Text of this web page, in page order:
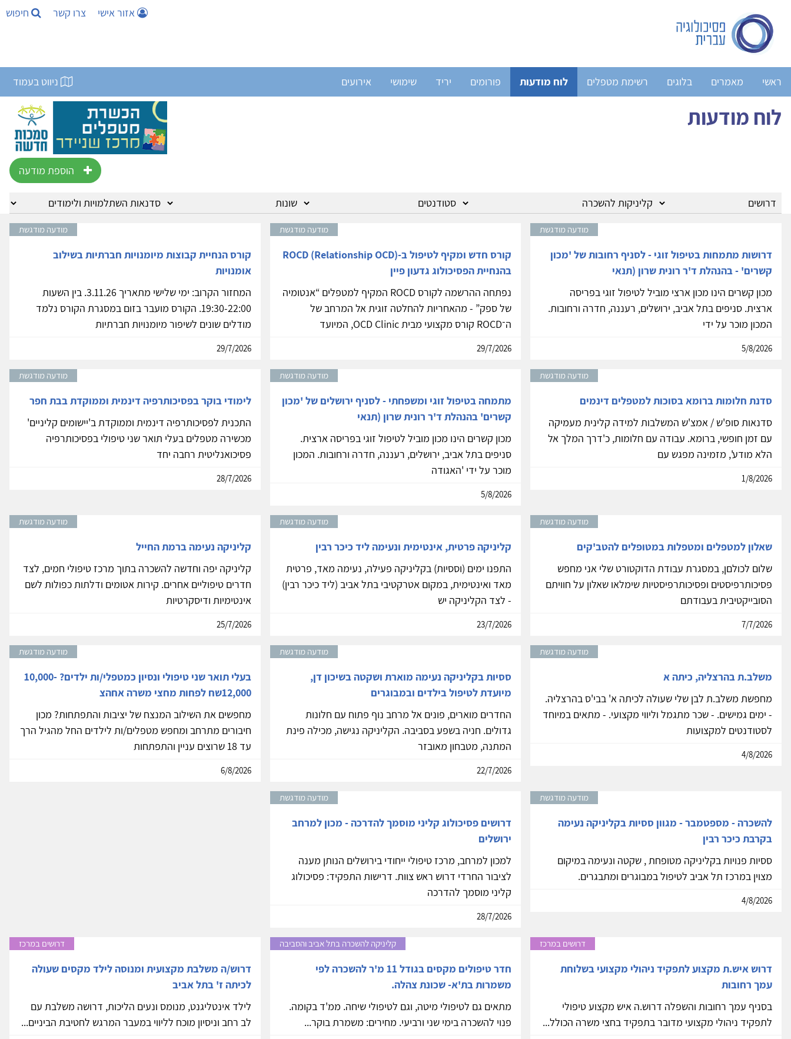
אזור אישי צרו קשר חיפוש
ראשי מאמרים בלוגים רשימת מטפלים לוח מודעות פורומים יריד שימושי אירועים ניווט בעמוד
לוח מודעות
הוספת מודעה
מודעה מודגשת
דרושות מתמחות בטיפול זוגי - לסניף רחובות של 'מכון
קשרים' - בהנהלת ד'ר רונית שרון (תנאי
מכון קשרים הינו מכון ארצי מוביל לטיפול זוגי בפריסה
ארצית. סניפים בתל אביב, ירושלים, רעננה, חדרה ורחובות.
המכון מוכר על ידי
5/8/2026
מודעה מודגשת
קורס חדש ומקיף לטיפול ב-ROCD (Relationship OCD)
בהנחיית הפסיכולוג גדעון פיין
נפתחה ההרשמה לקורס ROCD המקיף למטפלים “אנטומיה
של ספק” - מהאחריות להחלטה זוגית אל המרחב של
ה־ROCD קורס מקצועי מבית OCD Clinic, המיועד
29/7/2026
מודעה מודגשת
קורס הנחיית קבוצות מיומנויות חברתיות בשילוב
אומנויות
המחזור הקרוב: ימי שלישי מתאריך 3.11.26. בין השעות
19:30-22:00. הקורס מועבר בזום במסגרת הקורס נלמד
מודלים שונים לשיפור מיומנויות חברתיות
29/7/2026
מודעה מודגשת
סדנת חלומות ברומא בסוכות למטפלים דינמים
סדנאות סופ'ש / אמצ'ש המשלבות למידה קלינית מעמיקה
עם זמן חופשי, ברומא. עבודה עם חלומות, כ'דרך המלך אל
הלא מודע', מזמינה מפגש עם
1/8/2026
מודעה מודגשת
מתמחה בטיפול זוגי ומשפחתי - לסניף ירושלים של 'מכון
קשרים' בהנהלת ד'ר רונית שרון (תנאי
מכון קשרים הינו מכון מוביל לטיפול זוגי בפריסה ארצית.
סניפים בתל אביב, ירושלים, רעננה, חדרה ורחובות. המכון
מוכר על ידי 'האגודה
5/8/2026
מודעה מודגשת
לימודי בוקר בפסיכותרפיה דינמית וממוקדת בבת חפר
התכנית לפסיכותרפיה דינמית וממוקדת ב'יישומים קליניים'
מכשירה מטפלים בעלי תואר שני טיפולי בפסיכותרפיה
פסיכואנליטית רחבה יחד
28/7/2026
מודעה מודגשת
שאלון למטפלים ומטפלות במטופלים להטב'קים
שלום לכולםן, במסגרת עבודת הדוקטורט שלי אני מחפש
פסיכותרפיסטים ופסיכותרפיסטיות שימלאו שאלון על חוויתם
הסובייקטיבית בעבודתם
7/7/2026
מודעה מודגשת
קליניקה פרטית, אינטימית ונעימה ליד כיכר רבין
התפנו ימים (וססיות) בקליניקה פעילה, נעימה מאד, פרטית
מאד ואינטימית, במקום אטרקטיבי בתל אביב (ליד כיכר רבין)
- לצד הקליניקה יש
23/7/2026
מודעה מודגשת
קליניקה נעימה ברמת החייל
קליניקה יפה וחדשה להשכרה בתוך מרכז טיפולי חמים, לצד
חדרים טיפוליים אחרים. קירות אטומים ודלתות כפולות לשם
אינטימיות ודיסקרטיות
25/7/2026
מודעה מודגשת
משלב.ת בהרצליה, כיתה א
מחפשת משלב.ת לבן שלי שעולה לכיתה א' בבי'ס בהרצליה.
- ימים גמישים. - שכר מתגמל וליווי מקצועי. - מתאים במיוחד
לסטודנטים למקצועות
4/8/2026
מודעה מודגשת
ססיות בקליניקה נעימה מוארת ושקטה בשיכון דן,
מיועדת לטיפול בילדים ובמבוגרים
החדרים מוארים, פונים אל מרחב נוף פתוח עם חלונות
גדולים. חניה בשפע בסביבה. הקליניקה נגישה, מכילה פינת
המתנה, מטבחון מאובזר
22/7/2026
מודעה מודגשת
בעלי תואר שני טיפולי ונסיון כמטפלי/ות ילדים? 10,000-
12,000שח לפחות מחצי משרה אחהצ
מחפשים את השילוב המנצח של יציבות והתפתחות? מכון
חיבורים מתרחב ומחפש מטפלים/ות לילדים החל מהגיל הרך
עד 18 שרוצים עניין והתפתחות
6/8/2026
מודעה מודגשת
להשכרה - מספטמבר - מגוון ססיות בקליניקה נעימה
בקרבת כיכר רבין
ססיות פנויות בקליניקה מטופחת , שקטה ונעימה במיקום
מצוין במרכז תל אביב לטיפול במבוגרים ומתבגרים.
4/8/2026
מודעה מודגשת
דרושים פסיכולוג קליני מוסמך להדרכה - מכון למרחב
ירושלים
למכון למרחב, מרכז טיפולי ייחודי בירושלים הנותן מענה
לציבור החרדי דרוש ראש צוות. דרישות התפקיד: פסיכולוג
קליני מוסמך להדרכה
28/7/2026
דרושים במרכז
דרוש איש.ת מקצוע לתפקיד ניהולי מקצועי בשלוחת
עמך רחובות
בסניף עמך רחובות והשפלה דרוש.ה איש מקצוע טיפולי
לתפקיד ניהולי מקצועי מדובר בתפקיד בחצי משרה הכולל...
קליניקה להשכרה בתל אביב והסביבה
חדר טיפולים מקסים בגודל 11 מ'ר להשכרה לפי
משמרות בת'א- שכונת צהלה.
מתאים גם לטיפולי מיטה, וגם לטיפולי שיחה. ממ'ד בקומה.
פנוי להשכרה בימי שני ורביעי. מחירים: משמרת בוקר...
דרושים במרכז
דרוש/ה משלבת מקצועית ומנוסה לילד מקסים שעולה
לכיתה ז' בתל אביב
לילד אינטליגנט, מנומס ונעים הליכות, דרושה משלבת עם
לב רחב וניסיון מוכח לליווי במעבר המרגש לחטיבת הביניים...